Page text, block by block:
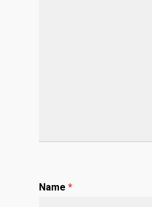
Name *